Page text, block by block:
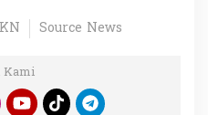
Source News